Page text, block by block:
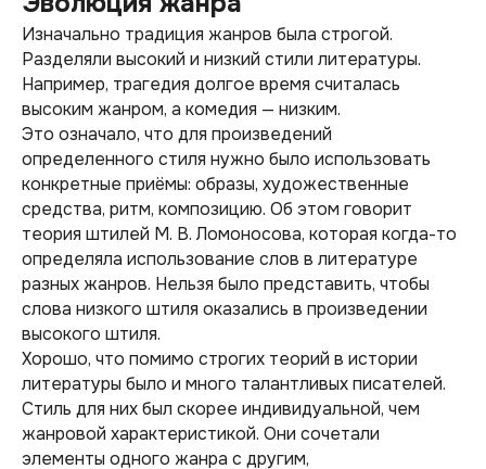
Изначально традиция жанров была строгой.
Разделяли высокий и низкий стили литературы.
Например, трагедия долгое время считалась
высоким жанром, а комедия — низким.
Это означало, что для произведений
определенного стиля нужно было использовать
конкретные приёмы: образы, художественные
средства, ритм, композицию. Об этом говорит
теория штилей М. В. Ломоносова, которая когда-то
определяла использование слов в литературе
разных жанров. Нельзя было представить, чтобы
слова низкого штиля оказались в произведении
высокого штиля.
Хорошо, что помимо строгих теорий в истории
литературы было и много талантливых писателей.
Стиль для них был скорее индивидуальной, чем
жанровой характеристикой. Они сочетали
элементы одного жанра с другим,